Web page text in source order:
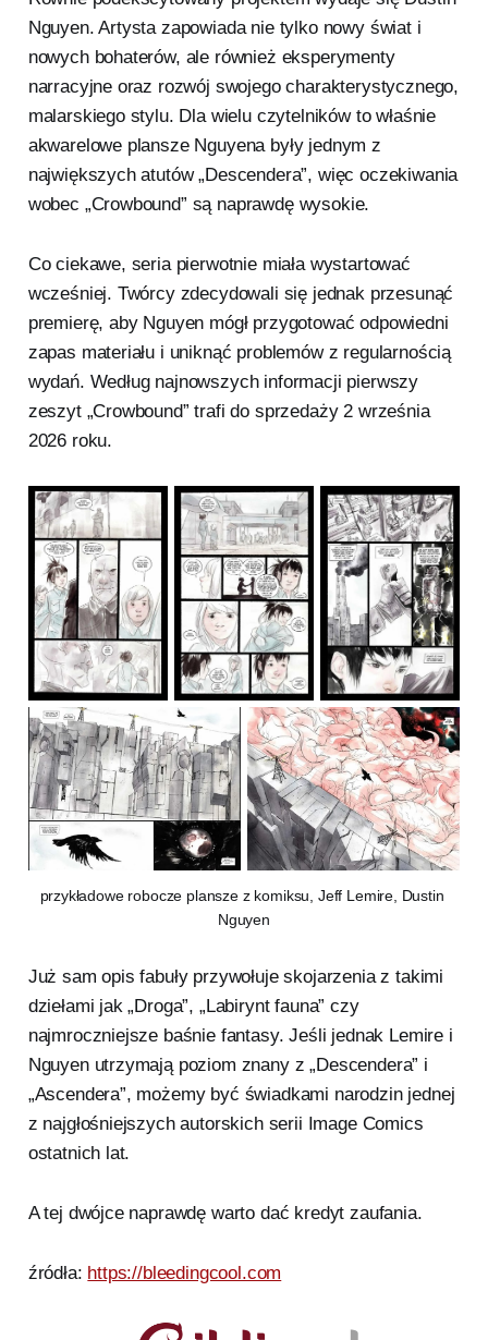
Nguyen. Artysta zapowiada nie tylko nowy świat i
nowych bohaterów, ale również eksperymenty
narracyjne oraz rozwój swojego charakterystycznego,
malarskiego stylu. Dla wielu czytelników to właśnie
akwarelowe plansze Nguyena były jednym z
największych atutów „Descendera”, więc oczekiwania
wobec „Crowbound” są naprawdę wysokie.
Co ciekawe, seria pierwotnie miała wystartować
wcześniej. Twórcy zdecydowali się jednak przesunąć
premierę, aby Nguyen mógł przygotować odpowiedni
zapas materiału i uniknąć problemów z regularnością
wydań. Według najnowszych informacji pierwszy
zeszyt „Crowbound” trafi do sprzedaży 2 września
2026 roku.
przykładowe robocze plansze z komiksu, Jeff Lemire, Dustin
Nguyen
Już sam opis fabuły przywołuje skojarzenia z takimi
dziełami jak „Droga”, „Labirynt fauna” czy
najmroczniejsze baśnie fantasy. Jeśli jednak Lemire i
Nguyen utrzymają poziom znany z „Descendera” i
„Ascendera”, możemy być świadkami narodzin jednej
z najgłośniejszych autorskich serii Image Comics
ostatnich lat.
A tej dwójce naprawdę warto dać kredyt zaufania.
źródła: https://bleedingcool.com